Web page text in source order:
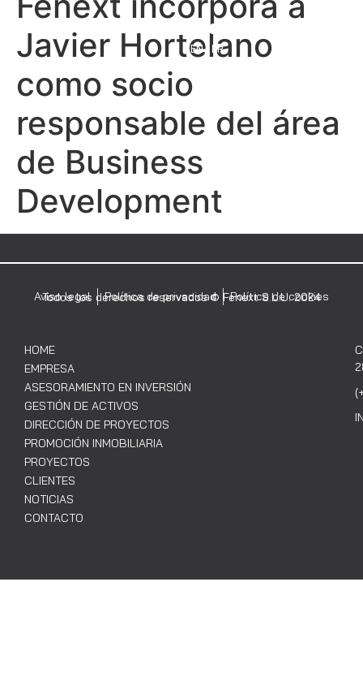
MENÚ
EN FR
Javier Hortelano
como socio
responsable del área
de Business
Development
Aviso legal Política de privacidad Política de cookies
Todos los derechos reservados © Fenext S.L.U. 2024
HOME
EMPRESA
ASESORAMIENTO EN INVERSIÓN
GESTIÓN DE ACTIVOS
DIRECCIÓN DE PROYECTOS
PROMOCIÓN INMOBILIARIA
PROYECTOS
CLIENTES
NOTICIAS
CONTACTO